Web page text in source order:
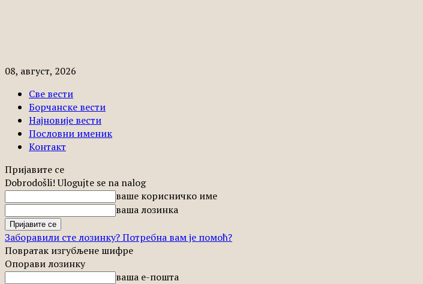
08, август, 2026
Све вести
Борчанске вести
Најновије вести
Пословни именик
Контакт
Пријавите се
Dobrodošli! Ulogujte se na nalog
ваше корисничко име
ваша лозинка
Заборавили сте лозинку? Потребна вам је помоћ?
Повратак изгубљене шифре
Опорави лозинку
ваша е-пошта